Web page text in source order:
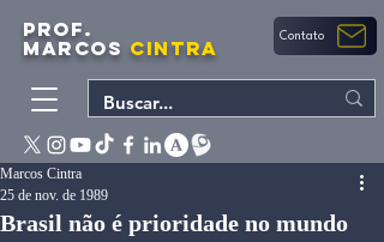
PROF.
MARCOS CINTRA Contato
Brasil não é prioridade no mundo
Marcos Cintra
25 de nov. de 1989